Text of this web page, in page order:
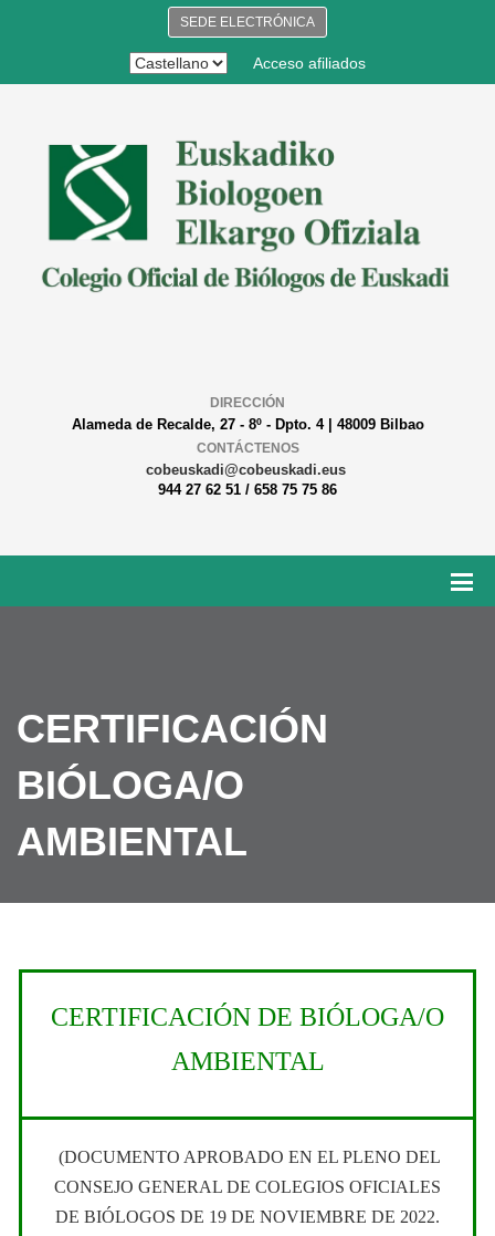
SEDE ELECTRÓNICA
Acceso afiliados
DIRECCIÓN
Alameda de Recalde, 27 - 8º - Dpto. 4 | 48009 Bilbao
CONTÁCTENOS
cobeuskadi@cobeuskadi.eus
944 27 62 51 / 658 75 75 86
CERTIFICACIÓN
BIÓLOGA/O
AMBIENTAL
CERTIFICACIÓN DE BIÓLOGA/O
AMBIENTAL
(DOCUMENTO APROBADO EN EL PLENO DEL
CONSEJO GENERAL DE COLEGIOS OFICIALES
DE BIÓLOGOS DE 19 DE NOVIEMBRE DE 2022.